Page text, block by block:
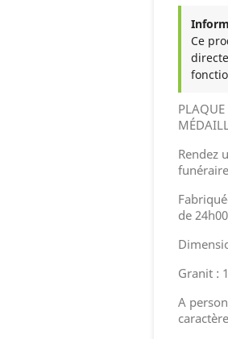
Ce
PLAQUE
Rendez
de
Granit :
A